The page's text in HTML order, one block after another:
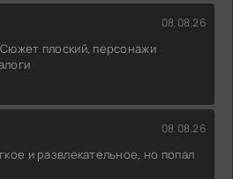
08.08.26
плоский, персонажи
08.08.26
и развлекательное, но попал